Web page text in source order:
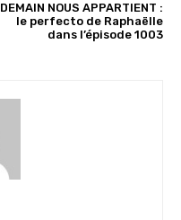
DEMAIN NOUS APPARTIENT :
le perfecto de Raphaëlle
dans l’épisode 1003